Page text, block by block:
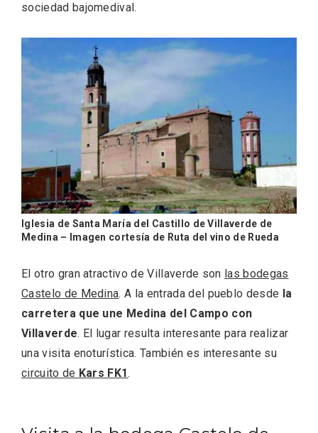
sociedad bajomedival.
Iglesia de Santa María del Castillo de Villaverde de
Medina – Imagen cortesía de Ruta del vino de Rueda
El otro gran atractivo de Villaverde son las bodegas
Castelo de Medina. A la entrada del pueblo desde la
carretera que une Medina del Campo con
Villaverde. El lugar resulta interesante para realizar
una visita enoturística. También es interesante su
circuito de Kars FK1.
Conciertos gratuitos del coro Wetherby
Preparatory School en Ávila y Salamanca